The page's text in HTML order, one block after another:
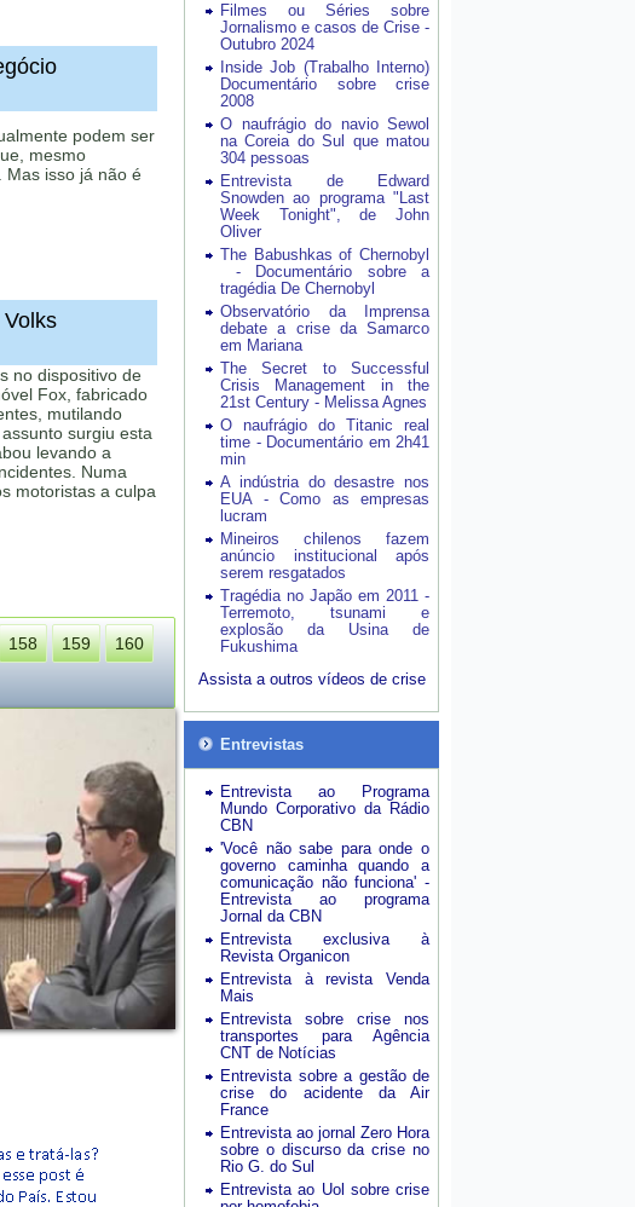
podem ser
mesmo
Mas isso já não é
no dispositivo de
Fox, fabricado
mutilando
surgiu esta
levando a
Numa
motoristas a culpa
158 159
160
Filmes ou Séries sobre
Jornalismo e casos de Crise -
Outubro 2024
Inside Job (Trabalho Interno)
Documentário sobre crise
2008
O naufrágio do navio Sewol
na Coreia do Sul que matou
304 pessoas
Entrevista de Edward
Snowden ao programa "Last
Week Tonight", de John
Oliver
The Babushkas of Chernobyl
- Documentário sobre a
tragédia De Chernobyl
Observatório da Imprensa
debate a crise da Samarco
em Mariana
The Secret to Successful
Crisis Management in the
21st Century - Melissa Agnes
O naufrágio do Titanic real
time - Documentário em 2h41
min
A indústria do desastre nos
EUA - Como as empresas
lucram
Mineiros chilenos fazem
anúncio institucional após
serem resgatados
Tragédia no Japão em 2011 -
Terremoto, tsunami e
explosão da Usina de
Fukushima
Assista a outros vídeos de crise
Entrevistas
Entrevista ao Programa
Mundo Corporativo da Rádio
CBN
'Você não sabe para onde o
governo caminha quando a
comunicação não funciona' -
Entrevista ao programa
Jornal da CBN
Entrevista exclusiva à
Revista Organicon
Entrevista à revista Venda
Mais
Entrevista sobre crise nos
transportes para Agência
CNT de Notícias
Entrevista sobre a gestão de
crise do acidente da Air
France
Entrevista ao jornal Zero Hora
sobre o discurso da crise no
Rio G. do Sul
Entrevista ao Uol sobre crise